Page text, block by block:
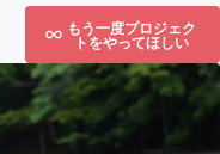
もう一度プロジェク
トをやってほしい